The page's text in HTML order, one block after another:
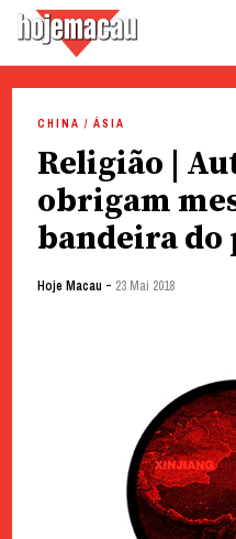
content
CHINA / ÁSIA
Religião |
obrigam
bandeira do
Hoje Macau - 23 Mai 2018